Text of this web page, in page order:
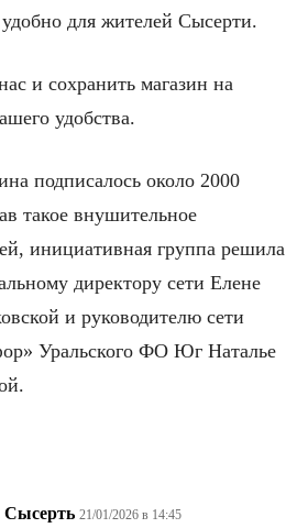
для жителей Сысерти.
и сохранить магазин на
удобства.
подписалось около 2000
такое внушительное
инициативная группа решила
директору сети Елене
и руководителю сети
Уральского ФО Юг Наталье
Сысерть 21/01/2026 в 14:45